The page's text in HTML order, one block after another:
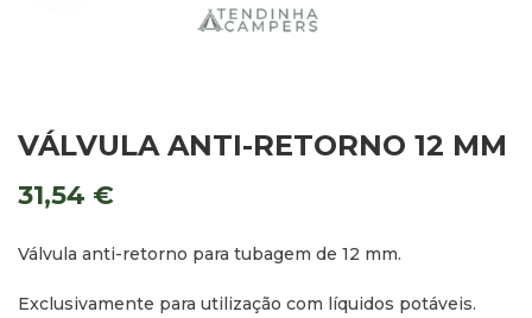
VÁLVULA ANTI-RETORNO 12 MM
31,54 €
Válvula anti-retorno para tubagem de 12 mm.
Exclusivamente para utilização com líquidos potáveis.